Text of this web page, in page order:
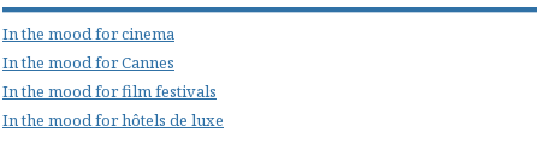
In the mood for cinema
In the mood for Cannes
In the mood for film festivals
In the mood for hôtels de luxe